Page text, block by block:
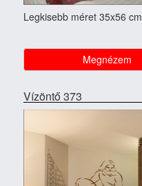
Legkisebb méret 35x56 cm
Megnézem
Vízöntő 373